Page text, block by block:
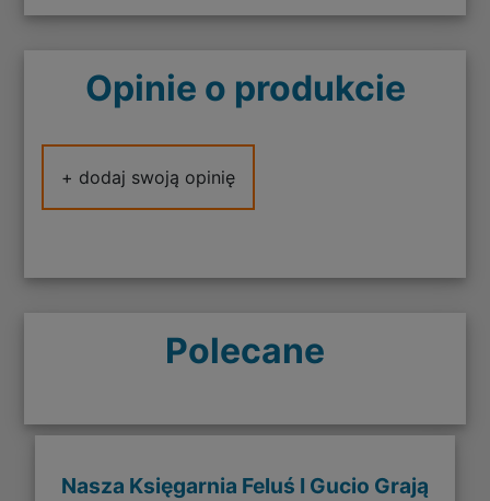
Opinie o produkcie
+ dodaj swoją opinię
Polecane
Nasza Księgarnia Feluś I Gucio Grają